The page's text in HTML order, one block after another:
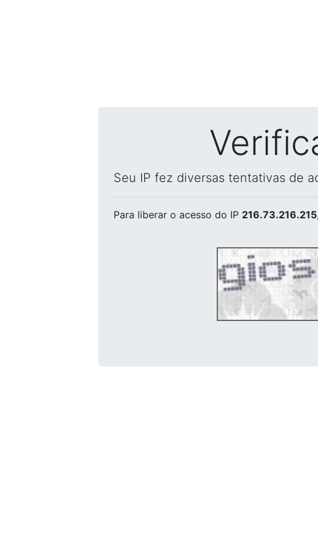
Seu IP fez diversas tentativas de
Para liberar o acesso do IP 216.73.216.215